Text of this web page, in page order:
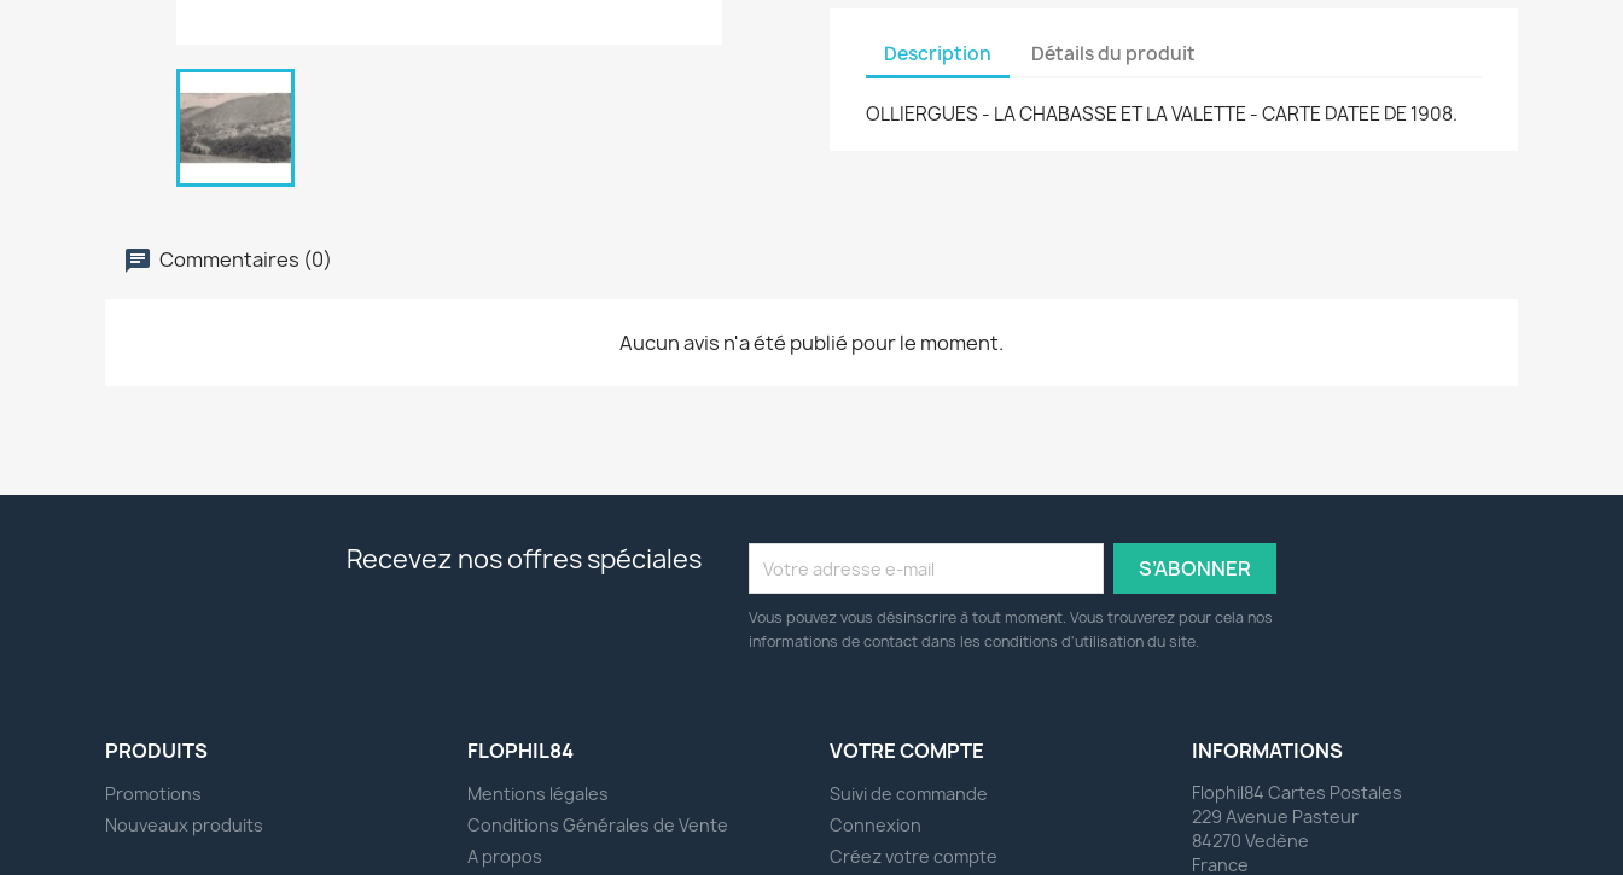
Description Détails du produit
OLLIERGUES - LA CHABASSE ET LA VALETTE - CARTE DATEE DE 1908.
Commentaires (0)
Aucun avis n'a été publié pour le moment.
Recevez nos offres spéciales
Vous pouvez vous désinscrire à tout moment. Vous trouverez pour cela nos
informations de contact dans les conditions d'utilisation du site.
PRODUITS
Promotions
Nouveaux produits
FLOPHIL84
Mentions légales
Conditions Générales de Vente
A propos
VOTRE COMPTE
Suivi de commande
Connexion
Créez votre compte
INFORMATIONS
Flophil84 Cartes Postales
229 Avenue Pasteur
84270 Vedène
France